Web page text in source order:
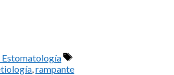
Etiquetas
rampante